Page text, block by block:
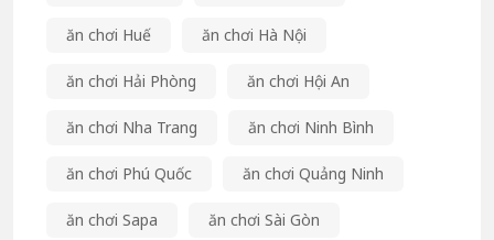
ăn chơi Huế ăn chơi Hà Nội
ăn chơi Hải Phòng ăn chơi Hội An
ăn chơi Nha Trang ăn chơi Ninh Bình
ăn chơi Phú Quốc ăn chơi Quảng Ninh
ăn chơi Sapa ăn chơi Sài Gòn